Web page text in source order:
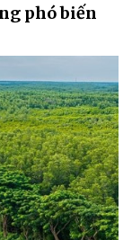
phó biến